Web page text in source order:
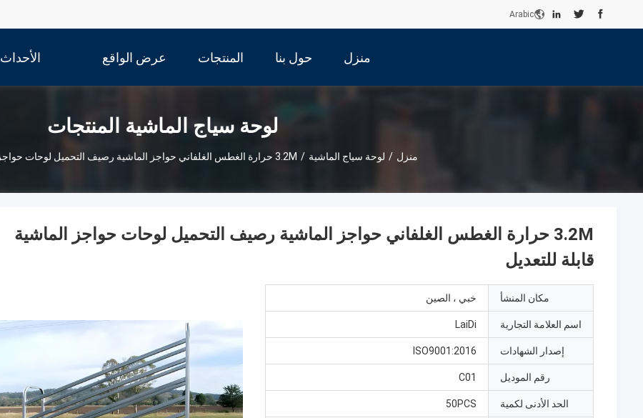
Arabic
منزل حول بنا المنتجات عرض الواقع
الافتراضي
الأحداث
لوحة سياج الماشية المنتجات
منزل / لوحة سياج الماشية / 3.2M حرارة الغطس الغلفاني حواجز الماشية رصيف التحميل لوحات حواجز الماشية قابلة للتعديل
3.2M حرارة الغطس الغلفاني حواجز الماشية رصيف التحميل لوحات حواجز الماشية
قابلة للتعديل
مكان المنشأ خبي ، الصين
اسم العلامة التجارية LaiDi
إصدار الشهادات ISO9001:2016
رقم الموديل C01
الحد الأدنى لكمية 50PCS